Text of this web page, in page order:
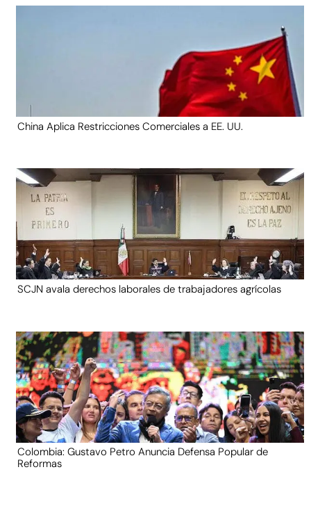
China Aplica Restricciones Comerciales a EE. UU.
SCJN avala derechos laborales de trabajadores agrícolas
Colombia: Gustavo Petro Anuncia Defensa Popular de
Reformas